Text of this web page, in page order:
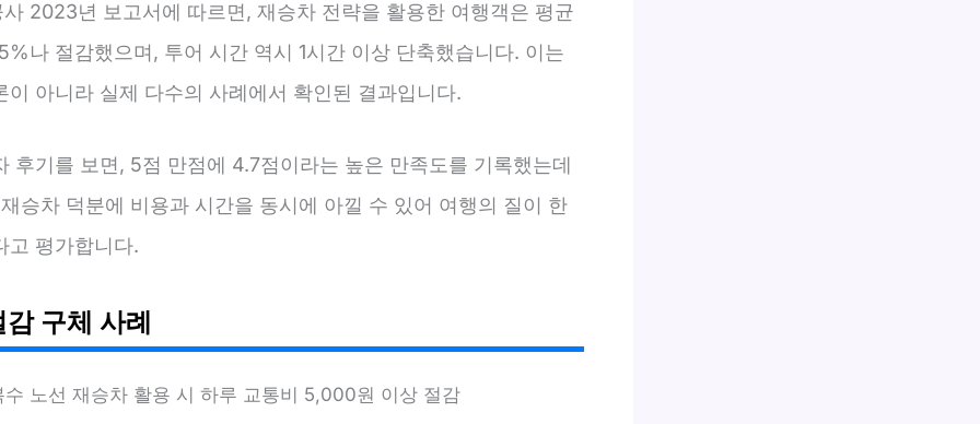
2023년 보고서에 따르면, 재승차 전략을 활용한 여행객은 평균
나 절감했으며, 투어 시간 역시 1시간 이상 단축했습니다. 이는
이 아니라 실제 다수의 사례에서 확인된 결과입니다.
후기를 보면, 5점 만점에 4.7점이라는 높은 만족도를 기록했는데
승차 덕분에 비용과 시간을 동시에 아낄 수 있어 여행의 질이 한
고 평가합니다.
구체 사례
수 노선 재승차 활용 시 하루 교통비 5,000원 이상 절감